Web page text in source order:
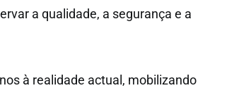
a qualidade, a segurança e a
à realidade actual, mobilizando